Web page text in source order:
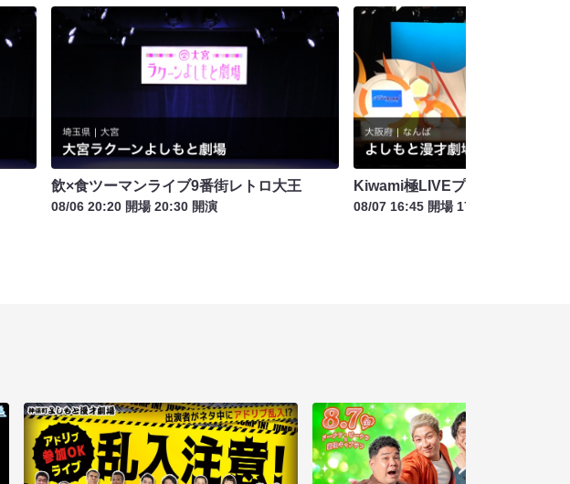
飲×食ツーマンライブ9番街レトロ大王
08/06 20:20 開場 20:30 開演
Kiwami極LIVEプラス
08/07 16:45 開場 17:00 開演